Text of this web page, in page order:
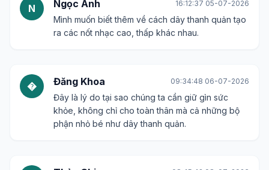
N Ngọc Anh 16:12:37 05-07-2026
Mình muốn biết thêm về cách dây thanh quản tạo
ra các nốt nhạc cao, thấp khác nhau.
� Đăng Khoa 09:34:48 06-07-2026
Đây là lý do tại sao chúng ta cần giữ gìn sức
khỏe, không chỉ cho toàn thân mà cả những bộ
phận nhỏ bé như dây thanh quản.